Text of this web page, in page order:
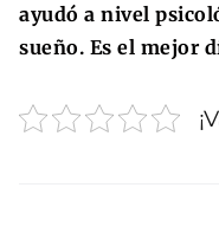
ayudó a nivel
sueño. Es el mejor